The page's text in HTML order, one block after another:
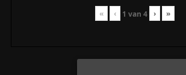
« ‹ 1 van 4 › »